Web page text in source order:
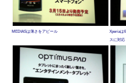
MEDIASは薄さをアピール
Xperiaは
スに対応